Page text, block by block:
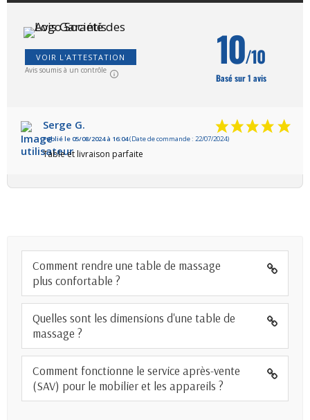
VOIR L'ATTESTATION
Avis soumis à un contrôle 10/10
Basé sur 1 avis
Serge G.
Publié le 05/08/2024 à 16:04(Date de commande : 22/07/2024)
Table et livraison parfaite
Comment rendre une table de massage
plus confortable ?
Quelles sont les dimensions d'une table de
massage ?
Comment fonctionne le service après-vente
(SAV) pour le mobilier et les appareils ?